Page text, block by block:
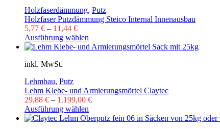
Holzfaserdämmung, Putz
Holzfaser Putzdämmung Steico Internal Innenausbau
5,77 € – 11,44 €
Ausführung wählen
inkl. MwSt.
Lehmbau, Putz
Lehm Klebe- und Armierungsmörtel Claytec
29,88 € – 1.199,00 €
Ausführung wählen